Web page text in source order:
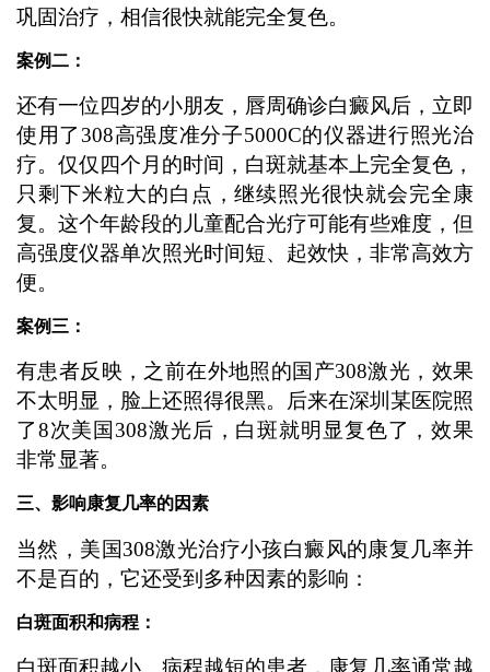
巩固治疗，相信很快就能完全复色。
案例二：
还有一位四岁的小朋友，唇周确诊白癜风后，立即
使用了308高强度准分子5000C的仪器进行照光治
疗。仅仅四个月的时间，白斑就基本上完全复色，
只剩下米粒大的白点，继续照光很快就会完全康
复。这个年龄段的儿童配合光疗可能有些难度，但
高强度仪器单次照光时间短、起效快，非常高效方
便。
案例三：
有患者反映，之前在外地照的国产308激光，效果
不太明显，脸上还照得很黑。后来在深圳某医院照
了8次美国308激光后，白斑就明显复色了，效果
非常显著。
三、影响康复几率的因素
当然，美国308激光治疗小孩白癜风的康复几率并
不是百的，它还受到多种因素的影响：
白斑面积和病程：
白斑面积越小、病程越短的患者，康复几率通常越